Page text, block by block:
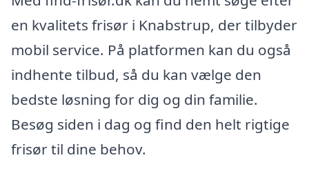
en kvalitets frisør i Knabstrup, der tilbyder
mobil service. På platformen kan du også
indhente tilbud, så du kan vælge den
bedste løsning for dig og din familie.
Besøg siden i dag og find den helt rigtige
frisør til dine behov.